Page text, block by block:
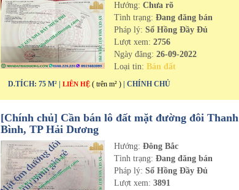
Hướng:Chưa rõ
Tình trạng:Đang đăng bán
Pháp lý: Sổ Hồng Đầy Đủ
Lượt xem:2756
Ngày đăng:26-09-2022
Loại tin:Bán đất
D.TÍCH: 75 M² | LIÊN HỆ ( trên m² ) | CHÍNH CHỦ
[Chính chủ] Cần bán lô đất mặt đường đôi Thanh
Bình, TP Hải Dương
Hướng:Đông Bắc
Tình trạng:Đang đăng bán
Pháp lý: Sổ Hồng Đầy Đủ
Lượt xem:3891